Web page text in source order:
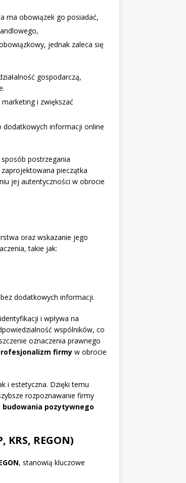
ma obowiązek go posiadać,
jednak zaleca się
gospodarczą,
i zwiększać
informacji online
sposób postrzegania
pieczątka
jej autentyczności w obrocie
oraz wskazanie jego
takie jak:
dodatkowych informacji.
i wpływa na
wspólników, co
oznaczenia prawnego
firmyw obrocie
i estetyczna. Dzięki temu
rozpoznawanie firmy
budowania pozytywnego
REGON)
, stanowią kluczowe